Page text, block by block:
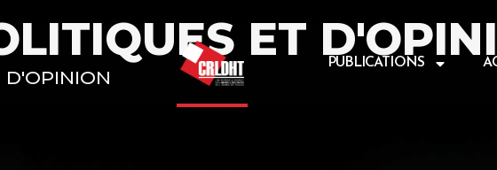
PUBLICATIONS
ET
D'OPINION